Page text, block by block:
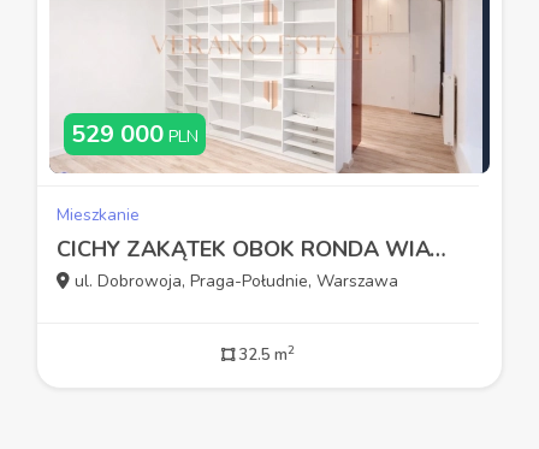
529 000 PLN
Mieszkanie
CICHY ZAKĄTEK OBOK RONDA WIATRACZNA
ul. Dobrowoja, Praga-Południe, Warszawa
32.5 m2